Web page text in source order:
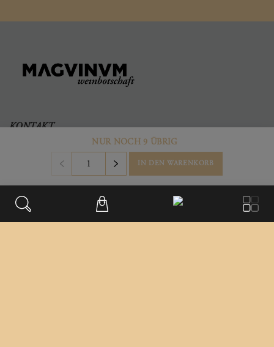
NUR NOCH 9 ÜBRIG
IN DEN WARENKORB
KONTAKT
Büro & Firmensitz
Weinberggasse 2
Langenlois
+43 699/181 241 41
office@magvinum.com